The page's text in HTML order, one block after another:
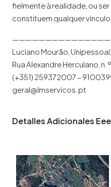
fielmente à realidade, ou
constituem qualquer
Luciano Mourão,
Rua Alexandre Herculano,
(+351) 259372007 –
geral@lmservicos.pt
Detalles Adicionales Eee